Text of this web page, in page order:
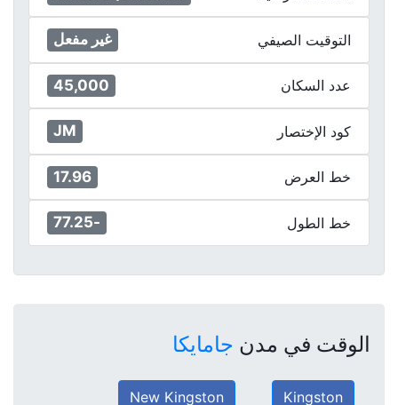
التوقيت الصيفي غير مفعل
عدد السكان 45,000
كود الإختصار JM
خط العرض 17.96
خط الطول -77.25
الوقت في مدن جامايكا
Kingston
New Kingston